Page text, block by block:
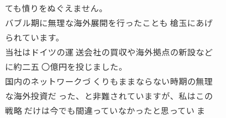
ても憤りをぬぐえません。
バブル期に無理な海外展開を行ったことも 槍玉にあげ
られています。
当社はドイツの運 送会社の買収や海外拠点の新設など
に約二五 〇億円を投じました。
国内のネットワークづ くりもままならない時期の無理
な海外投資だ った、と非難されていますが、私はこの
戦略 だけは今でも間違っていなかったと思ってい ま